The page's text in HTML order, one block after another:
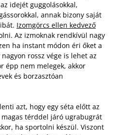
idejét guggolásokkal,
annak bizony saját
Izomgörcs ellen kedvező
Az izmoknak rendkívül nagy
ha instant módon éri őket a
rossz vége is lehet az
épp nem melegek, akkor
és borzasztóan
azt, hogy egy séta előtt az
térddel járó ugrabugrát
ha sportolni készül. Viszont